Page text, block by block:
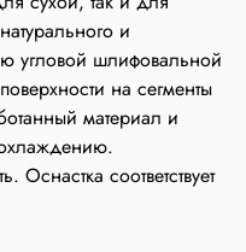
и
угловой шлифовальной
на сегменты
материал и
соответствует